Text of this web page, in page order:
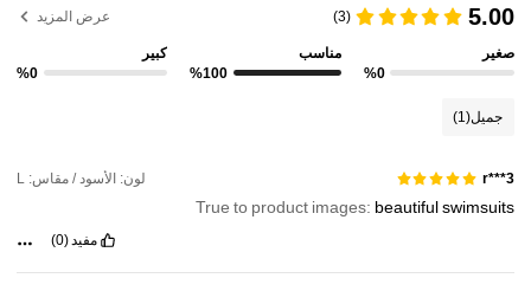
4.89 316K متابعون
316K متابعون
4.89 316K متابعون
5.00
(3) عرض المزيد
صغير
%0
مناسب
%100
كبير
%0
جميل(1)
r***3 لون: الأسود / مقاس: L
True to product images: beautifulswimsuits
مفيد(0)